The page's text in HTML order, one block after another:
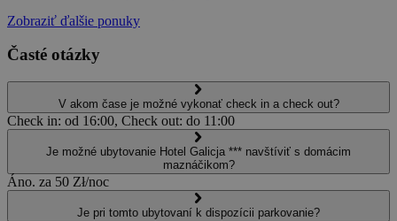
Zobraziť ďalšie ponuky
Časté otázky
V akom čase je možné vykonať check in a check out?
Check in: od 16:00, Check out: do 11:00
Je možné ubytovanie Hotel Galicja *** navštíviť s domácim
maznáčikom?
Áno. za 50 Zł/noc
Je pri tomto ubytovaní k dispozícii parkovanie?